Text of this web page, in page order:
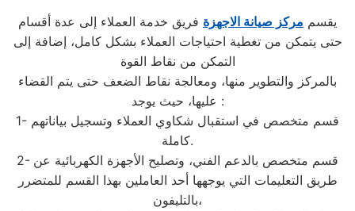
يقسم مركز صيانة الاجهزة فريق خدمة العملاء إلى عدة أقسام
حتى يتمكن من تغطية احتياجات العملاء بشكل كامل، إضافة إلى
التمكن من نقاط القوة
بالمركز والتطوير منها، ومعالجة نقاط الضعف حتى يتم القضاء
عليها، حيث يوجد :
1- قسم متخصص في استقبال شكاوي العملاء وتسجيل بياناتهم
كاملة.
2- قسم متخصص بالدعم الفني، وتصليح الأجهزة الكهربائية عن
طريق التعليمات التي يوجهها أحد العاملين بهذا القسم للمتضرر
بالتليفون،